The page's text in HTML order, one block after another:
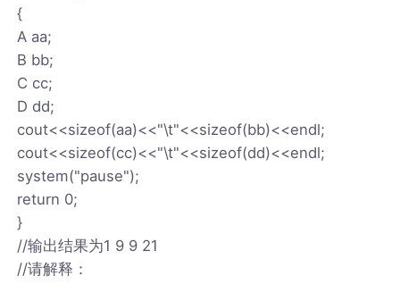
{
A aa;
B bb;
C cc;
D dd;
cout<<sizeof(aa)<<"\t"<<sizeof(bb)<<endl;
cout<<sizeof(cc)<<"\t"<<sizeof(dd)<<endl;
system("pause");
return 0;
}
//输出结果为1 9 9 21
//请解释：